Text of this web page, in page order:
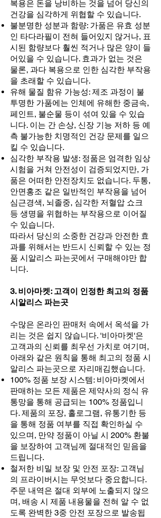
복용은 돈을 낭비하는 것을 넘어 당신의
건강을 심각하게 위협할 수 있습니다.
불분명한 성분과 함량: 가품은 유효 성분
인 타다라필이 전혀 들어있지 않거나, 표
시된 함량보다 훨씬 적거나 많은 양이 들
어있을 수 있습니다. 효과가 없는 것은
물론, 과다 복용으로 인한 심각한 부작용
을 초래할 수 있습니다.
유해 물질 함유 가능성: 제조 과정이 불
투명한 가품에는 인체에 유해한 중금속,
페인트, 불순물 등이 섞여 있을 수 있습
니다. 이는 간 손상, 신장 기능 저하 등 예
측 불가능한 치명적인 건강 문제를 일으
킬 수 있습니다.
심각한 부작용 발생: 정품은 엄격한 임상
시험을 거쳐 안전성이 검증되었지만, 가
품은 어떠한 안전장치도 없습니다. 두통,
안면홍조 같은 일반적인 부작용을 넘어
심근경색, 뇌졸중, 심각한 저혈압 쇼크
등 생명을 위협하는 부작용으로 이어질
수 있습니다.
따라서 당신의 소중한 건강과 안전한 효
과를 위해서는 반드시 신뢰할 수 있는 정
품 시알리스 파는곳에서 구매해야만 합
니다.
3. 비아마켓: 고객이 인정한 최고의 정품
시알리스 파는곳
수많은 온라인 판매처 속에서 옥석을 가
리는 것은 쉽지 않습니다. '비아마켓'은
고객과의 신뢰를 최우선 가치로 여기며,
아래와 같은 원칙을 통해 최고의 정품 시
알리스 파는곳으로 자리매김했습니다.
100% 정품 보장 시스템: 비아마켓에서
판매하는 모든 제품은 제약사의 정식 유
통망을 통해 공급되는 100% 정품입니
다. 제품의 포장, 홀로그램, 유통기한 등
을 통해 정품 여부를 직접 확인하실 수
있으며, 만약 정품이 아닐 시 200% 환불
을 보장하여 고객님께 절대적인 믿음을
드립니다.
철저한 비밀 보장 및 안전 포장: 고객님
의 프라이버시는 무엇보다 중요합니다.
주문 내역은 절대 외부에 노출되지 않으
며, 배송 시 제품 내용물을 전혀 알 수 없
도록 완벽한 3중 안전 포장으로 발송됩